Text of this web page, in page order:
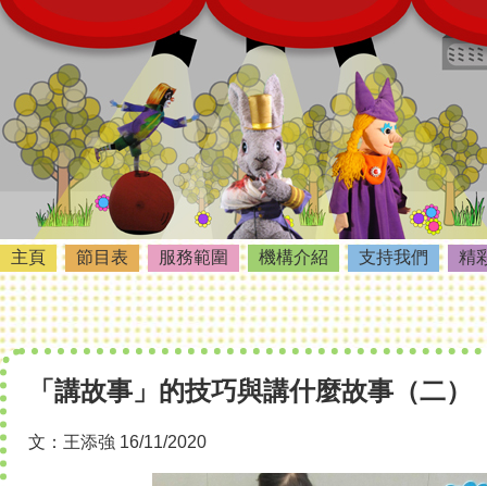
主頁 節目表 服務範圍 機構介紹 支持我們 精
「講故事」的技巧與講什麼故事（二）
文：王添強 16/11/2020